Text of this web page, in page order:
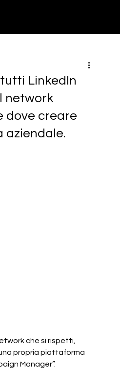
LinkedIn
network
dove creare
aziendale.
che si rispetti,
propria piattaforma
Manager”.